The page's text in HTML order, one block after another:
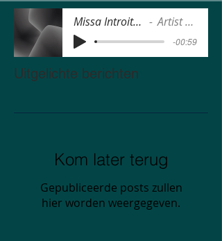
Missa Introitus.MP3 Artist Name
-00:59
Uitgelichte berichten
Kom later terug
Gepubliceerde posts zullen
hier worden weergegeven.